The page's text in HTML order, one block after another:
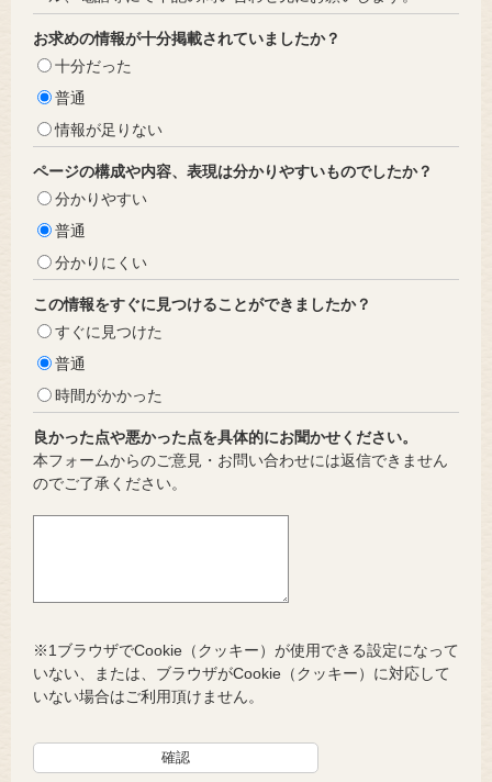
お求めの情報が十分掲載されていましたか？
十分だった
普通
情報が足りない
ページの構成や内容、表現は分かりやすいものでしたか？
分かりやすい
普通
分かりにくい
この情報をすぐに見つけることができましたか？
すぐに見つけた
普通
時間がかかった
良かった点や悪かった点を具体的にお聞かせください。
本フォームからのご意見・お問い合わせには返信できません
のでご了承ください。
※1ブラウザでCookie（クッキー）が使用できる設定になって
いない、または、ブラウザがCookie（クッキー）に対応して
いない場合はご利用頂けません。